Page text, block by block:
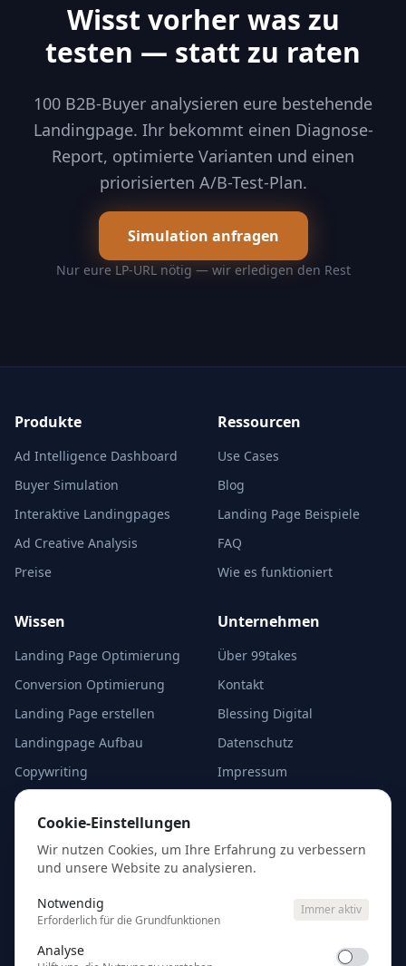
Wisst vorher was zu
testen — statt zu raten
100 B2B-Buyer analysieren eure bestehende
Landingpage. Ihr bekommt einen Diagnose-
Report, optimierte Varianten und einen
priorisierten A/B-Test-Plan.
Simulation anfragen
Nur eure LP-URL nötig — wir erledigen den Rest
Produkte
Ad Intelligence Dashboard
Buyer Simulation
Interaktive Landingpages
Ad Creative Analysis
Preise
Ressourcen
Use Cases
Blog
Landing Page Beispiele
FAQ
Wie es funktioniert
Wissen
Landing Page Optimierung
Conversion Optimierung
Landing Page erstellen
Landingpage Aufbau
Copywriting
A/B-Test Alternativen
Unternehmen
Über 99takes
Kontakt
Blessing Digital
Datenschutz
Impressum
Analyse starten
eurer Google Ads — kein
Account-Zugang nötig.
Ads analysieren
Cookie-Einstellungen
Wir nutzen Cookies, um Ihre Erfahrung zu verbessern
und unsere Website zu analysieren.
Notwendig
Erforderlich für die Grundfunktionen
Immer aktiv
Analyse